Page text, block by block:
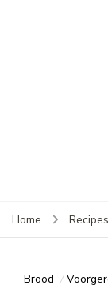
Home Recipes
Brood